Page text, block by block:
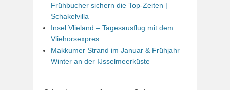
Frühbucher sichern die Top-Zeiten |
Schakelvilla
Insel Vlieland – Tagesausflug mit dem
Vliehorsexpres
Makkumer Strand im Januar & Frühjahr –
Winter an der IJsselmeerküste